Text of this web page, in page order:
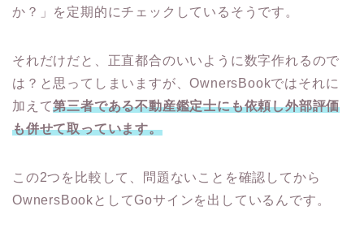
か？」を定期的にチェックしているそうです。
それだけだと、正直都合のいいように数字作れるので
は？と思ってしまいますが、OwnersBookではそれに
加えて第三者である不動産鑑定士にも依頼し外部評価
も併せて取っています。
この2つを比較して、問題ないことを確認してから
OwnersBookとしてGoサインを出しているんです。